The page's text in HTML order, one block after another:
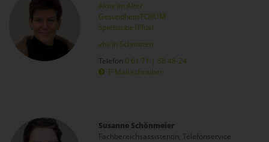
Aktiv im Alter
GesundheitsFORUM
Spielstube (Plus)
vhs in Schmitten
Telefon 0 61 71 | 58 48-24
E-Mail schreiben
Susanne Schönmeier
Fachbereichsassistentin, Telefonservice